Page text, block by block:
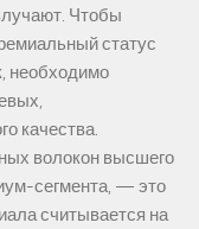
Чтобы
статус
необходимо
качества.
волокон высшего
сегмента, — это
считывается на